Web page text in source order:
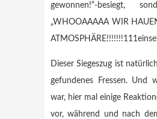
gewonnen!“-besiegt,
„WHOOAAAAA WIR
Dieser Siegeszug ist
gefundenes Fressen. Und
war, hier mal einige
vor, während und nach